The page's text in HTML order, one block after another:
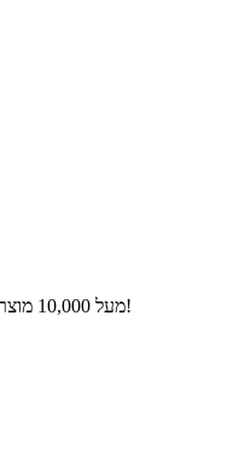
מעל 10,000 מוצרים ומאכלים במאגר עם ערכים תזונתיים!